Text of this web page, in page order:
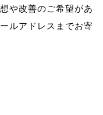
や改善のご希望があ
ルアドレスまでお寄